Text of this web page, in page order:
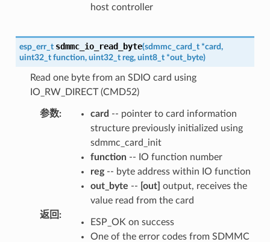
host controller
esp_err_t sdmmc_io_read_byte(sdmmc_card_t *card,
uint32_t function, uint32_t reg, uint8_t *out_byte)
Read one byte from an SDIO card using
IO_RW_DIRECT (CMD52)
参数: card -- pointer to card information
structure previously initialized using
sdmmc_card_init
function-- IO function number
reg-- byte address within IO function
out_byte -- [out] output, receives the
value read from the card
返回 :
ESP_OK on success
One of the error codes from SDMMC